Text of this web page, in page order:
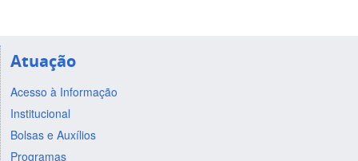
Atuação
Acesso à Informação
Institucional
Bolsas e Auxílios
Programas